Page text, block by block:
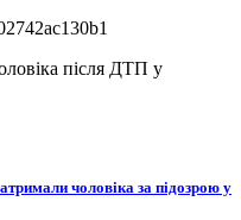
після ДТП у
чоловіка за підозрою у